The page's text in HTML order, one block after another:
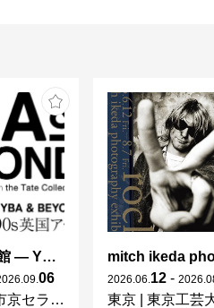
テート美術館 ― YBA & BEYOND 世界を変えた90s英国アート
09 06
ラ美術館
2026 06 12 - 2026
東京
東京工芸大学 写大ギ